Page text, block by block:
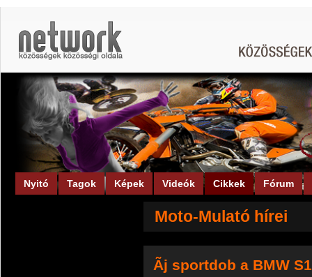
Nyitó Tagok Képek Videók Cikkek Fórum
Moto-Mulató hírei
Ãj sportdob a BMW